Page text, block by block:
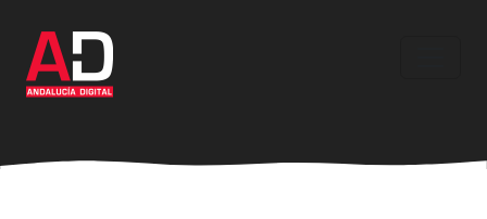
contenido
principal